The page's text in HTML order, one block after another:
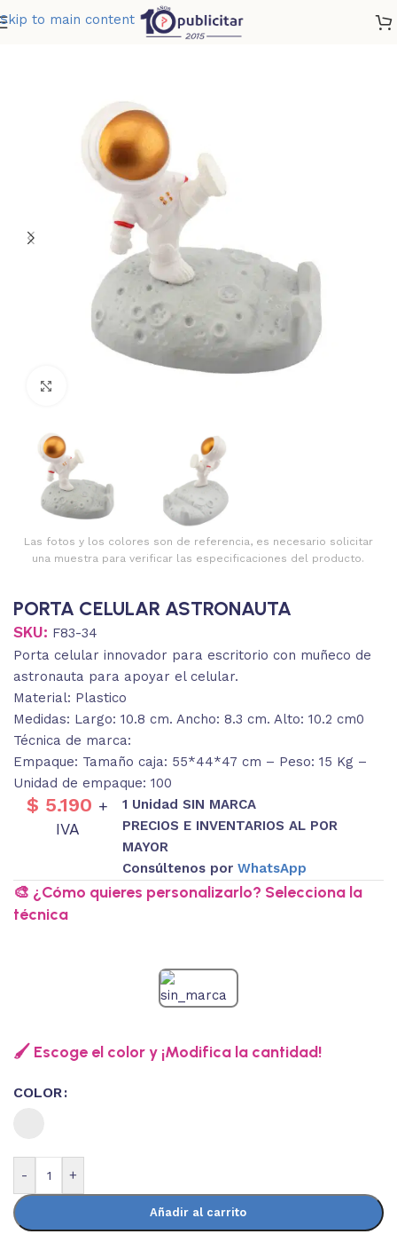
Skip to main content
PORTA CELULAR ASTRONAUTA
Las fotos y los colores son de referencia, es necesario solicitar
una muestra para verificar las especificaciones del producto.
PORTA CELULAR ASTRONAUTA
SKU: F83-34
Porta celular innovador para escritorio con muñeco de
astronauta para apoyar el celular.
Material: Plastico
Medidas: Largo: 10.8 cm. Ancho: 8.3 cm. Alto: 10.2 cm0
Técnica de marca:
Empaque: Tamaño caja: 55*44*47 cm – Peso: 15 Kg –
Unidad de empaque: 100
$ 5.190 +
IVA
1 Unidad SIN MARCA
PRECIOS E INVENTARIOS AL POR
MAYOR
Consúltenos por WhatsApp
🎨 ¿Cómo quieres personalizarlo? Selecciona la
técnica
🖌️ Escoge el color y ¡Modifica la cantidad!
COLOR
- +
Añadir al carrito